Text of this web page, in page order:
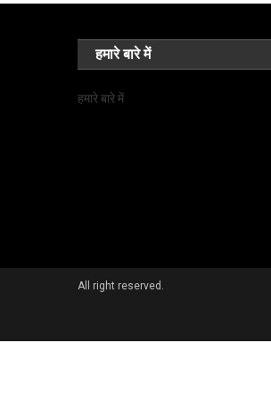
हमारे बारे में
हमारे बारे में
All right reserved.